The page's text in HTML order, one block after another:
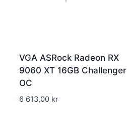
VGA ASRock Radeon RX
9060 XT 16GB Challenger
OC
6 613,00 kr